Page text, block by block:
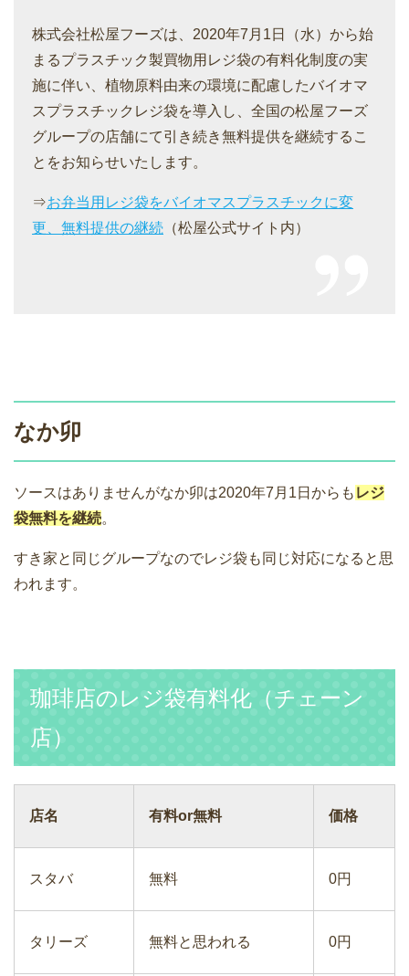
株式会社松屋フーズは、2020年7月1日（水）から始
まるプラスチック製買物用レジ袋の有料化制度の実
施に伴い、植物原料由来の環境に配慮したバイオマ
スプラスチックレジ袋を導入し、全国の松屋フーズ
グループの店舗にて引き続き無料提供を継続するこ
とをお知らせいたします。
⇒お弁当用レジ袋をバイオマスプラスチックに変
更、無料提供の継続 （松屋公式サイト内）
なか卯
ソースはありませんがなか卯は2020年7月1日からも レジ
袋無料を継続。
すき家と同じグループなのでレジ袋も同じ対応になると思
われます。
珈琲店のレジ袋有料化（チェーン
店）
店名 有料or無料 価格
スタバ 無料 0円
タリーズ 無料と思われる 0円